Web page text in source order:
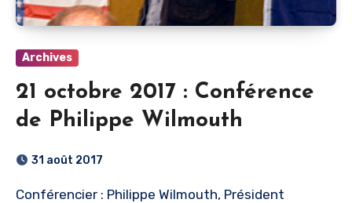
Archives
21 octobre 2017 : Conférence
de Philippe Wilmouth
31 août 2017
Conférencier : Philippe Wilmouth, Président